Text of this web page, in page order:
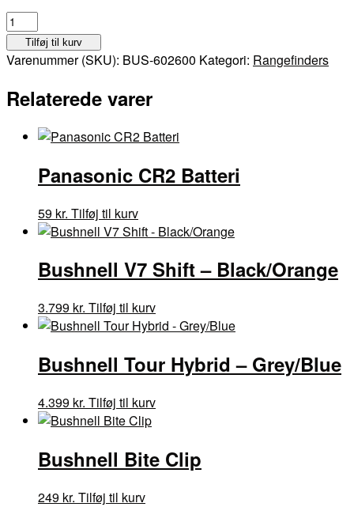
GolfLogix
Recon
Laser
antal
Tilføj til kurv
Varenummer (SKU): BUS-602600 Kategori: Rangefinders
Relaterede varer
Panasonic CR2 Batteri
59 kr. Tilføj til kurv
Bushnell V7 Shift – Black/Orange
3.799 kr. Tilføj til kurv
Bushnell Tour Hybrid – Grey/Blue
4.399 kr. Tilføj til kurv
Bushnell Bite Clip
249 kr. Tilføj til kurv